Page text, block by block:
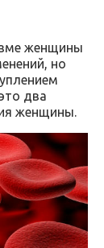
женщины
но
два
женщины.